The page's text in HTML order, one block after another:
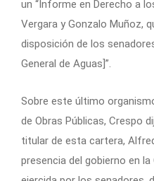
un “Informe en Derecho a
Vergara y Gonzalo Muñoz,
disposición de los
General de Aguas]”.
Sobre este último
de Obras Públicas, Crespo
titular de esta cartera,
presencia del gobierno en